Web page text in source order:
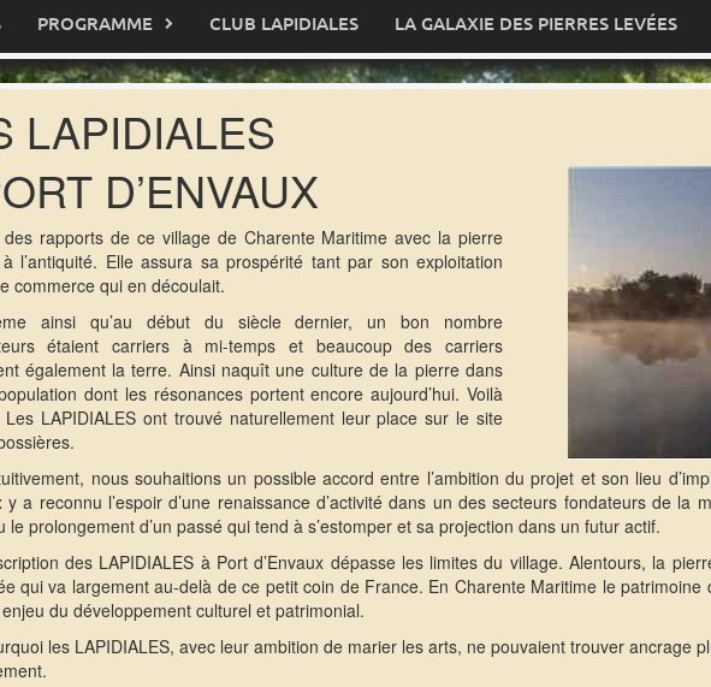
PROGRAMME CLUB LAPIDIALES LA GALAXIE DES PIERRES LEVÉES
LAPIDIALES
D’ENVAUX
des rapports de ce village de Charente Maritime avec la pierre
l’antiquité. Elle assura sa prospérité tant par son exploitation
commerce qui en découlait.
ainsi qu’au début du siècle dernier, un bon nombre
étaient carriers à mi-temps et beaucoup des carriers
également la terre. Ainsi naquît une culture de la pierre dans
dont les résonances portent encore aujourd’hui. Voilà
Les LAPIDIALES ont trouvé naturellement leur place sur le site
nous souhaitions un possible accord entre l’ambition du projet et son lieu
y a reconnu l’espoir d’une renaissance d’activité dans un des secteurs fondateurs de la
le prolongement d’un passé qui tend à s’estomper et sa projection dans un futur actif.
des LAPIDIALES à Port d’Envaux dépasse les limites du village. Alentours, la
qui va largement au-delà de ce petit coin de France. En Charente Maritime le
du développement culturel et patrimonial.
les LAPIDIALES, avec leur ambition de marier les arts, ne pouvaient trouver ancrage